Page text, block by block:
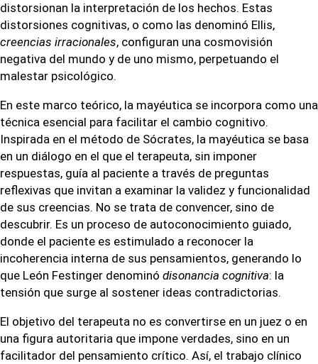
distorsionan la interpretación de los hechos. Estas
distorsiones cognitivas, o como las denominó Ellis,
creencias irracionales, configuran una cosmovisión
negativa del mundo y de uno mismo, perpetuando el
malestar psicológico.
En este marco teórico, la mayéutica se incorpora como una
técnica esencial para facilitar el cambio cognitivo.
Inspirada en el método de Sócrates, la mayéutica se basa
en un diálogo en el que el terapeuta, sin imponer
respuestas, guía al paciente a través de preguntas
reflexivas que invitan a examinar la validez y funcionalidad
de sus creencias. No se trata de convencer, sino de
descubrir. Es un proceso de autoconocimiento guiado,
donde el paciente es estimulado a reconocer la
incoherencia interna de sus pensamientos, generando lo
que León Festinger denominó disonancia cognitiva: la
tensión que surge al sostener ideas contradictorias.
El objetivo del terapeuta no es convertirse en un juez o en
una figura autoritaria que impone verdades, sino en un
facilitador del pensamiento crítico. Así, el trabajo clínico